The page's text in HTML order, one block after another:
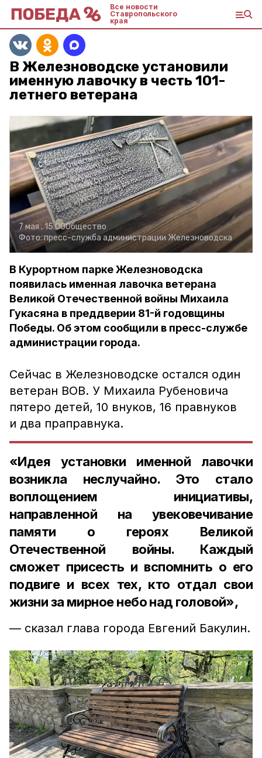
Все новости
Ставропольского
края
В Железноводске установили
именную лавочку в честь 101-
летнего ветерана
7 мая , 15:00Общество
Фото:пресс-служба администрации Железноводска
В Курортном парке Железноводска
появилась именная лавочка ветерана
Великой Отечественной войны Михаила
Гукасяна в преддверии 81-й годовщины
Победы. Об этом сообщили в пресс-службе
администрации города.
Сейчас в Железноводске остался один
ветеран ВОВ. У Михаила Рубеновича
пятеро детей, 10 внуков, 16 правнуков
и два праправнука.
«Идея установки именной лавочки
возникла неслучайно. Это стало
воплощением инициативы,
направленной на увековечивание
памяти о героях Великой
Отечественной войны. Каждый
сможет присесть и вспомнить о его
подвиге и всех тех, кто отдал свои
жизни за мирное небо над головой»,
— сказал глава города Евгений Бакулин.